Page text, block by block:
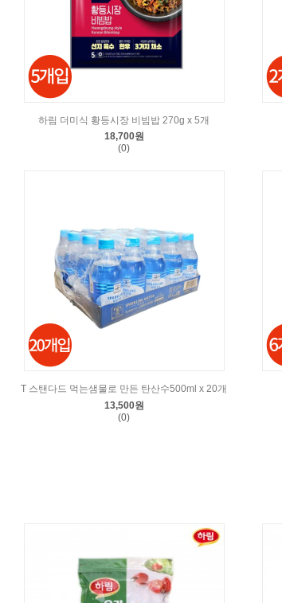
하림 더미식 황등시장 비빔밥 270g x 5개
18,700원
(0)
T 스탠다드 먹는샘물로 만든 탄산수500ml x 20개
13,500원
(0)